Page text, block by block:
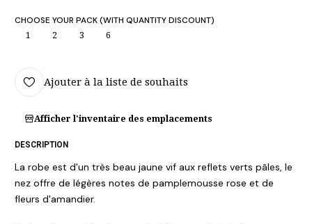
CHOOSE YOUR PACK (WITH QUANTITY DISCOUNT)
1 2 3 6
Ajouter à la liste de souhaits
Afficher l'inventaire des emplacements
DESCRIPTION
La robe est d'un très beau jaune vif aux reflets verts pâles, le
nez offre de légères notes de pamplemousse rose et de
fleurs d'amandier.